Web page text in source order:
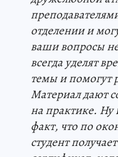
отделении и
ваши вопросы
всегда уделят
темы и помогут
Материал дают
на практике. Ну
факт, что по
студент